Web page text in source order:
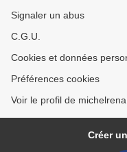
Signaler un abus
C.G.U.
Cookies et données
Préférences cookies
Voir le profil de
Créer